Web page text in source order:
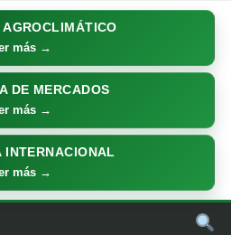
AGROCLIMÁTICO
más →
DE MERCADOS
más →
INTERNACIONAL
más →